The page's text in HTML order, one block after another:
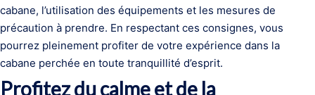
cabane, l’utilisation des équipements et les mesures de
précaution à prendre. En respectant ces consignes, vous
pourrez pleinement profiter de votre expérience dans la
cabane perchée en toute tranquillité d’esprit.
Profitez du calme et de la